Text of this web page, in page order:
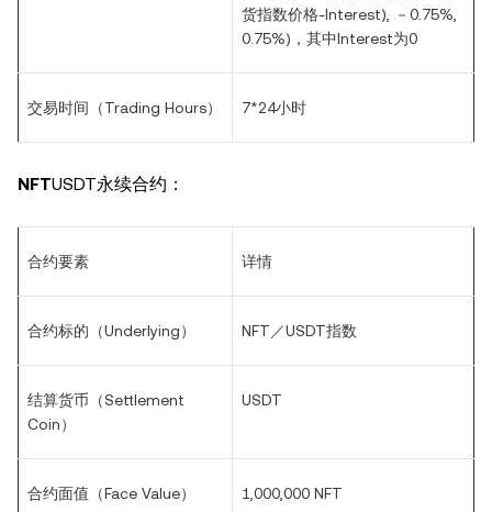
货指数价格-Interest), －0.75%,
0.75%)，其中Interest为0
交易时间（Trading Hours） 7*24小时
NFTUSDT永续合约：
合约要素 详情
合约标的（Underlying） NFT ／USDT指数
结算货币（Settlement
Coin）
USDT
合约面值（Face Value） 1 ,000,000 NFT